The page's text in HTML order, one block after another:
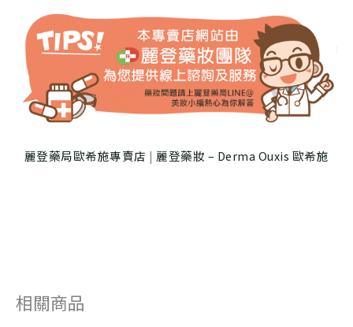
麗登藥局歐希施專賣店 | 麗登藥妝 – Derma Ouxis 歐希施
相關商品